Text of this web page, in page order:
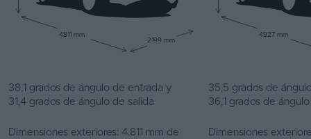
4811 mm
2199 mm
4927 mm
38,1 grados de ángulo de entrada y
31,4 grados de ángulo de salida
35,5 grados de
36,1 grados de
Dimensiones exteriores: 4.811 mm de
Dimensiones